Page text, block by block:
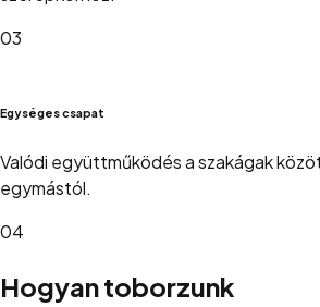
03
Egységes csapat
Valódi együttműködés a szakágak
egymástól.
04
Hogyan toborzunk